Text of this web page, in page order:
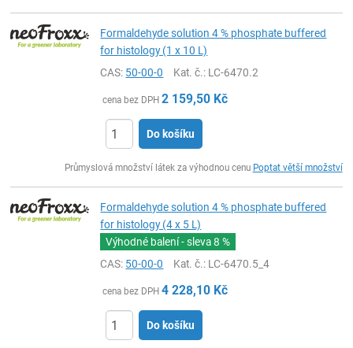
Formaldehyde solution 4 % phosphate buffered
for histology (1 x 10 L)
CAS: 50-00-0 Kat. č.: LC-6470.2
cena bez DPH 2 159,50 Kč
Do košíku
Průmyslová množství látek za výhodnou cenu Poptat větší množství
Formaldehyde solution 4 % phosphate buffered
for histology (4 x 5 L)
Výhodné balení - sleva8 %
CAS: 50-00-0 Kat. č.: LC-6470.5_4
cena bez DPH 4 228,10 Kč
Do košíku